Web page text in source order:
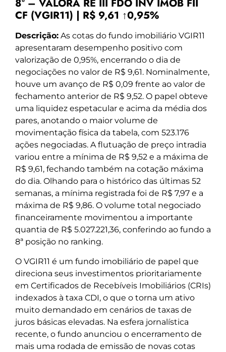
8º – VALORA RE III FDO INV IMOB FII
CF (VGIR11) | R$ 9,61 ↑0,95%
Descrição: As cotas do fundo imobiliário VGIR11
apresentaram desempenho positivo com
valorização de 0,95%, encerrando o dia de
negociações no valor de R$ 9,61. Nominalmente,
houve um avanço de R$ 0,09 frente ao valor de
fechamento anterior de R$ 9,52. O papel obteve
uma liquidez espetacular e acima da média dos
pares, anotando o maior volume de
movimentação física da tabela, com 523.176
ações negociadas. A flutuação de preço intradia
variou entre a mínima de R$ 9,52 e a máxima de
R$ 9,61, fechando também na cotação máxima
do dia. Olhando para o histórico das últimas 52
semanas, a mínima registrada foi de R$ 7,97 e a
máxima de R$ 9,86. O volume total negociado
financeiramente movimentou a importante
quantia de R$ 5.027.221,36, conferindo ao fundo a
8ª posição no ranking.
O VGIR11 é um fundo imobiliário de papel que
direciona seus investimentos prioritariamente
em Certificados de Recebíveis Imobiliários (CRIs)
indexados à taxa CDI, o que o torna um ativo
muito demandado em cenários de taxas de
juros básicas elevadas. Na esfera jornalística
recente, o fundo anunciou o encerramento de
mais uma rodada de emissão de novas cotas